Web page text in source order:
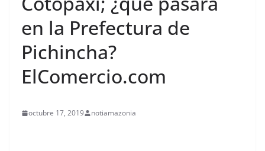
en la Prefectura de
Pichincha?
ElComercio.com
octubre 17, 2019 notiamazonia